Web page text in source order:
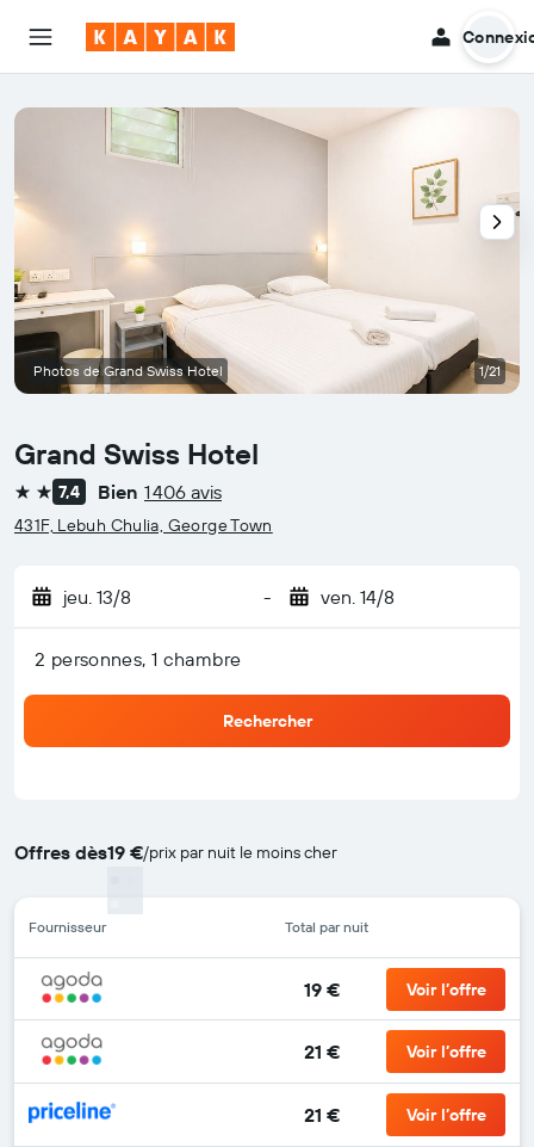
Grand Swiss Hotel
2 étoiles
7,4 Bien 1 406 avis
431F, Lebuh Chulia, George Town
jeu. 13/8 - ven. 14/8
2 personnes, 1 chambre
Rechercher
Offres dès19 €/prix par nuit le moins cher
Fournisseur Total par nuit
19 € Voir l’offre
21 € Voir l’offre
21 € Voir l’offre
Photos de Grand Swiss Hotel 1/21